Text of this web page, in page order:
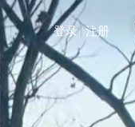
登录 注册